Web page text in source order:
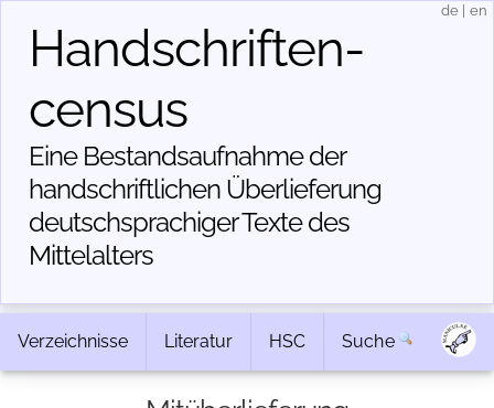
Handschriften­
census
Eine Bestandsaufnahme der
handschriftlichen Über­lieferung
deutschsprachiger Texte des
Mittelalters
de en
Verzeichnisse Literatur HSC Suche